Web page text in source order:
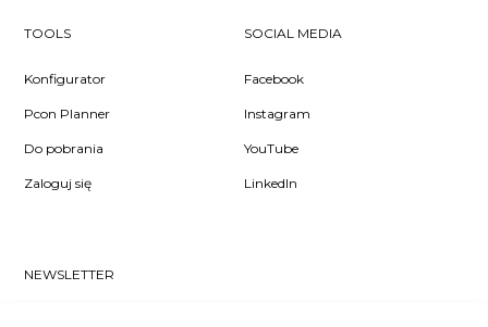
TOOLS
Konfigurator
Pcon Planner
Do pobrania
Zaloguj się
SOCIAL MEDIA
Facebook
Instagram
YouTube
LinkedIn
NEWSLETTER